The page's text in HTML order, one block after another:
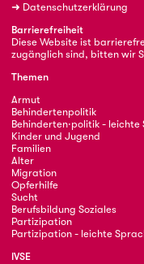
➜ Datenschutzerklärung
Barrierefreiheit
Diese Website ist
zugänglich sind, bitten wir
Themen
Armut
Behindertenpolitik
Behinderten·politik - leichte
Kinder und Jugend
Familien
Alter
Migration
Opferhilfe
Sucht
Berufsbildung Soziales
Partizipation
Partizipation - leichte
IVSE